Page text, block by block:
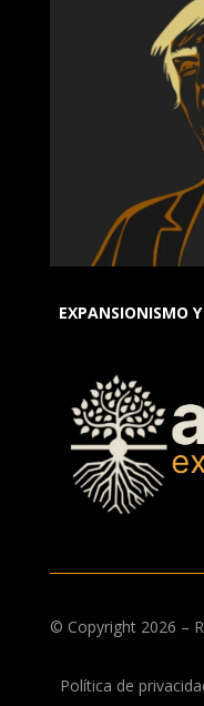
EXPANSIONISMO
© Copyright 2026 –
Política de